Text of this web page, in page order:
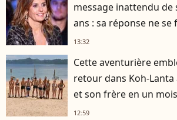
message inattendu de
ans : sa réponse ne
13:32
Cette aventurière
retour dans Koh-
et son frère en un mois
12:59